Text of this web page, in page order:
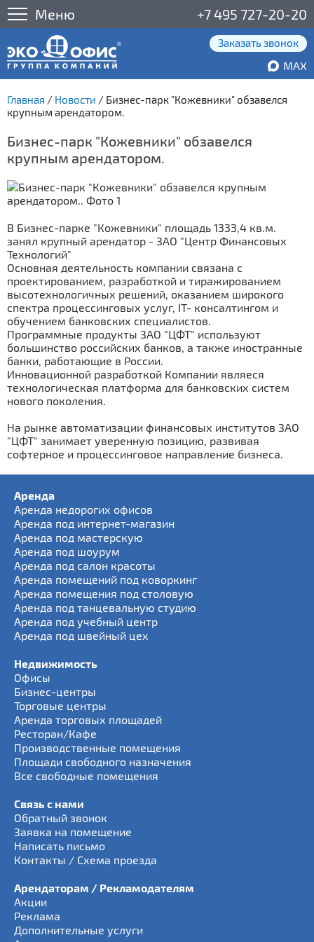
Меню +7 495 727-20-20
Заказать звонок
MAX
Главная / Новости / Бизнес-парк "Кожевники" обзавелся
крупным арендатором.
Бизнес-парк "Кожевники" обзавелся
крупным арендатором.
В Бизнес-парке "Кожевники" площадь 1333,4 кв.м.
занял крупный арендатор - ЗАО "Центр Финансовых
Технологий"
Основная деятельность компании связана с
проектированием, разработкой и тиражированием
высотехнологичных решений, оказанием широкого
спектра процессинговых услуг, IT- консалтингом и
обучением банковских специалистов.
Программные продукты ЗАО "ЦФТ" используют
большинство российских банков, а также иностранные
банки, работающие в России.
Инновационной разработкой Компании являеся
технологическая платформа для банковских систем
нового поколения.
На рынке автоматизации финансовых институтов ЗАО
"ЦФТ" занимает уверенную позицию, развивая
софтерное и процессинговое направление бизнеса.
Аренда
Аренда недорогих офисов
Аренда под интернет-магазин
Аренда под мастерскую
Аренда под шоурум
Аренда под салон красоты
Аренда помещений под коворкинг
Аренда помещения под столовую
Аренда под танцевальную студию
Аренда под учебный центр
Аренда под швейный цех
Недвижимость
Офисы
Бизнес-центры
Торговые центры
Аренда торговых площадей
Ресторан/Кафе
Производственные помещения
Площади свободного назначения
Все свободные помещения
Связь с нами
Обратный звонок
Заявка на помещение
Написать письмо
Контакты / Схема проезда
Арендаторам / Рекламодателям
Акции
Реклама
Дополнительные услуги